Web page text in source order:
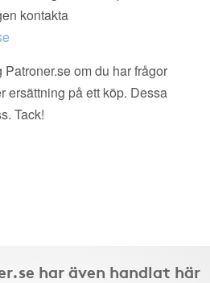
kontakta
Patroner.se om du har frågor
ersättning på ett köp. Dessa
Tack!
har även handlat här